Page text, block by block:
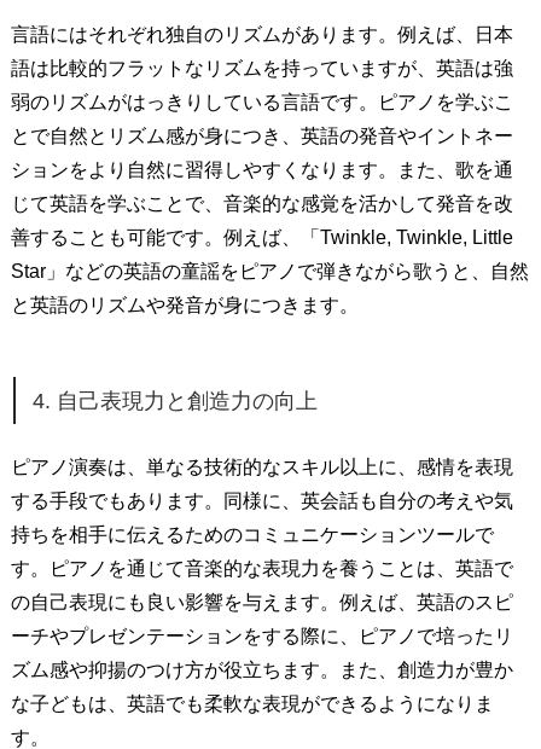
言語にはそれぞれ独自のリズムがあります。例えば、日本
語は比較的フラットなリズムを持っていますが、英語は強
弱のリズムがはっきりしている言語です。ピアノを学ぶこ
とで自然とリズム感が身につき、英語の発音やイントネー
ションをより自然に習得しやすくなります。また、歌を通
じて英語を学ぶことで、音楽的な感覚を活かして発音を改
善することも可能です。例えば、「Twinkle, Twinkle, Little
Star」などの英語の童謡をピアノで弾きながら歌うと、自然
と英語のリズムや発音が身につきます。
4. 自己表現力と創造力の向上
ピアノ演奏は、単なる技術的なスキル以上に、感情を表現
する手段でもあります。同様に、英会話も自分の考えや気
持ちを相手に伝えるためのコミュニケーションツールで
す。ピアノを通じて音楽的な表現力を養うことは、英語で
の自己表現にも良い影響を与えます。例えば、英語のスピ
ーチやプレゼンテーションをする際に、ピアノで培ったリ
ズム感や抑揚のつけ方が役立ちます。また、創造力が豊か
な子どもは、英語でも柔軟な表現ができるようになりま
す。